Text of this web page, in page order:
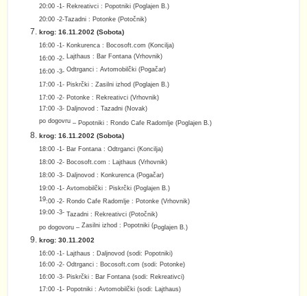
20:00 -1- Rekreativci : Popotniki (Poglajen B.)
20:00 -2-Tazadni : Potonke (Potočnik)
krog: 16.11.2002 (Sobota)
16:00 -1- Konkurenca : Bocosoft.com (Koncilja)
16:00 -2- Lajthaus : Bar Fontana (Vrhovnik)
16:00 -3- Odtrganci : Avtomobilčki (Pogačar)
17:00 -1- Piskrčki : Zasilni izhod (Poglajen B.)
17:00 -2- Potonke : Rekreativci (Vrhovnik)
17:00 -3- Daljnovod : Tazadni (Novak)
po dogovru – Popotniki : Rondo Cafe Radomlje (Poglajen B. )
krog: 16.11.2002 (Sobota)
18:00 -1- Bar Fontana : Odtrganci (Koncilja)
18:00 -2- Bocosoft.com : Lajthaus (Vrhovnik)
18:00 -3- Daljnovod : Konkurenca (Pogačar)
19:00 -1- Avtomobilčki : Piskrčki (Poglajen B.)
19:00 -2- Rondo Cafe Radomlje : Potonke (Vrhovnik)
19:00 -3- Tazadni : Rekreativci (Potočnik)
po dogovoru – Zasilni izhod : Popotniki (Poglajen B. )
krog: 30.11.2002
16:00 -1- Lajthaus : Daljnovod (sodi: Popotniki)
16:00 -2- Odtrganci : Bocosoft.com (sodi: Potonke)
16:00 -3- Piskrčki : Bar Fontana (sodi: Rekreativci)
17:00 -1- Popotniki : Avtomobilčki (sodi: Lajthaus)